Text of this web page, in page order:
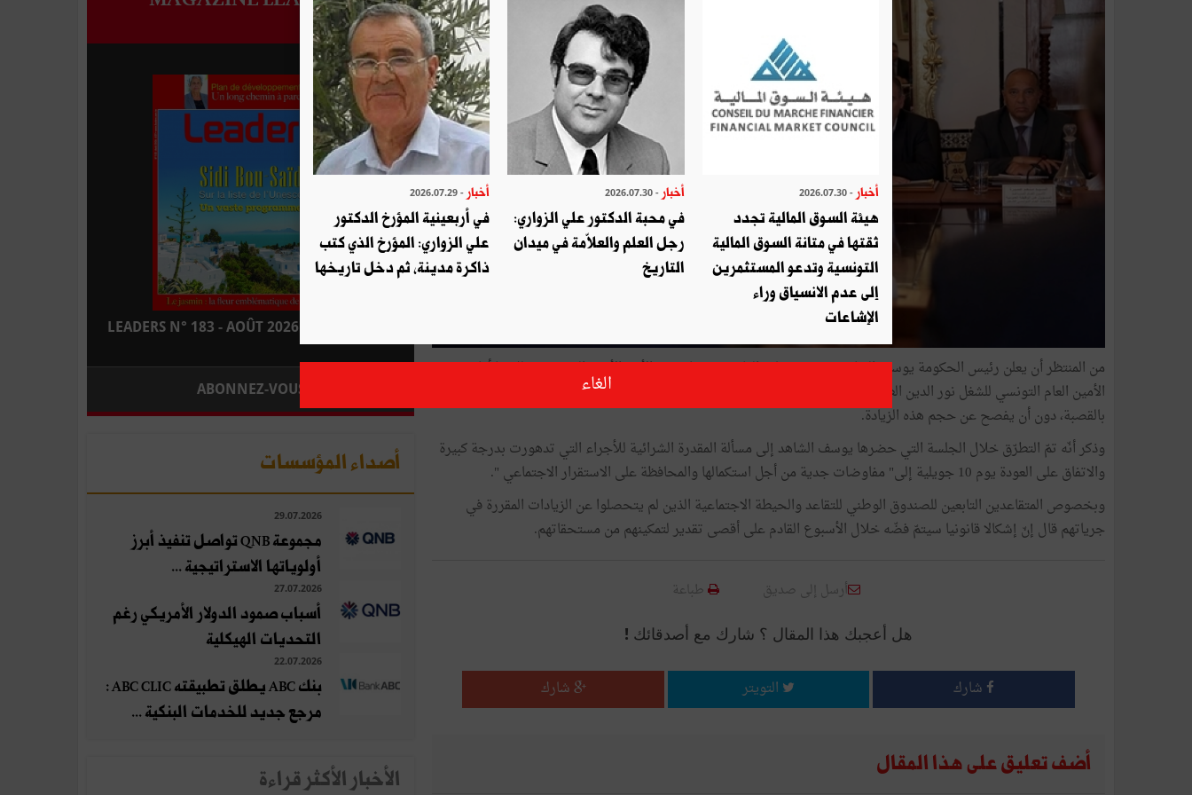
من المنتظر أن يعلن رئيس الحكومة يوسف الشاهد يوم 6 جويلية القادم عن زيادة في الأجر الأدنى المضمون. ذلك ما أفاد به
بالقصبة، دون أن يفصح عن حجم هذه الزيادة.
وذكر أنّه تمّ التطرّق خلال الجلسة التي حضرها يوسف الشاهد إلى مسألة المقدرة الشرائية للأجراء التي تدهورت بدرجة كبيرة
والاتفاق على العودة يوم 10 جويلية إلى" مفاوضات جدية من أجل استكمالها والمحافظة على الاستقرار الاجتماعي ".
وبخصوص المتقاعدين التابعين للصندوق الوطني للتقاعد والحيطة الاجتماعية الذين لم يتحصلوا عن الزيادات المقررة في
جرياتهم قال إنّ إشكالا قانونيا سيتمّ فضّه خلال الأسبوع القادم على أقصى تقدير لتمكينهم من مستحقاتهم.
أرسل إلى صديق طباعة
هل أعجبك هذا المقال ؟ شارك مع أصدقائك !
شارك التويتر شارك
أضف تعليق على هذا المقال
LEADERS N° 183 - AOÛT 2026 : EN KIOSQUE
ABONNEZ-VOUS
أصداء المؤسسات
29.07.2026
مجموعة QNB تواصل تنفيذ أبرز
أولوياتها الاستراتيجية ...
27.07.2026
أسباب صمود الدولار الأمريكي رغم
التحديات الهيكلية
22.07.2026
بنك ABC يطلق تطبيقته ABC CLIC :
مرجع جديد للخدمات البنكية ...
الأخبار الأكثر قراءة
أخبار - 2026.07.30
هيئة السوق المالية تجدد
ثقتها في متانة السوق المالية
التونسية وتدعو المستثمرين
إلى عدم الانسياق وراء
الإشاعات
أخبار - 2026.07.30
في محبة الدكتور علي الزواري:
رجل العلم والعلاّمة في ميدان
التاريخ
أخبار - 2026.07.29
في أربعينية المؤرخ الدكتور
علي الزواري: المؤرخ الذي كتب
ذاكرة مدينة، ثم دخل تاريخها
الغاء